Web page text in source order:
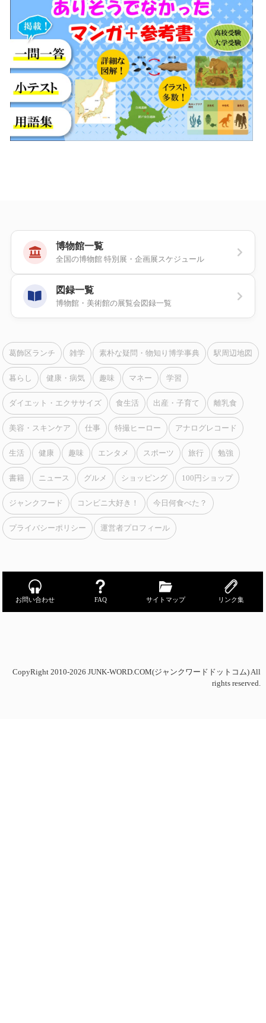
博物館一覧
全国の博物館 特別展・企画展スケジュール
図録一覧
博物館・美術館の展覧会図録一覧
葛飾区ランチ 雑学 素朴な疑問・物知り博学事典 駅周辺地図
暮らし 健康・病気 趣味 マネー 学習
ダイエット・エクササイズ 食生活 出産・子育て 離乳食
美容・スキンケア 仕事 特撮ヒーロー アナログレコード
生活 健康 趣味 エンタメ スポーツ 旅行 勉強
書籍 ニュース グルメ ショッピング 100円ショップ
ジャンクフード コンビニ大好き！ 今日何食べた？
プライバシーポリシー 運営者プロフィール
お問い合わせ FAQ サイトマップ リンク集
CopyRight 2010-2026 JUNK-WORD.COM(ジャンクワードドットコム) All
rights reserved.